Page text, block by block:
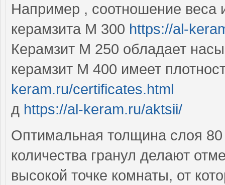
Например , соотношение веса
керамзита М 300 https://al-
Керамзит М 250 обладает
керамзит М 400 имеет
keram.ru/certificates.html
д https://al-keram.ru/aktsii/
Оптимальная толщина слоя
количества гранул делают
высокой точке комнаты, от